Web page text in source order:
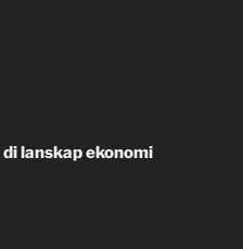
lanskap ekonomi